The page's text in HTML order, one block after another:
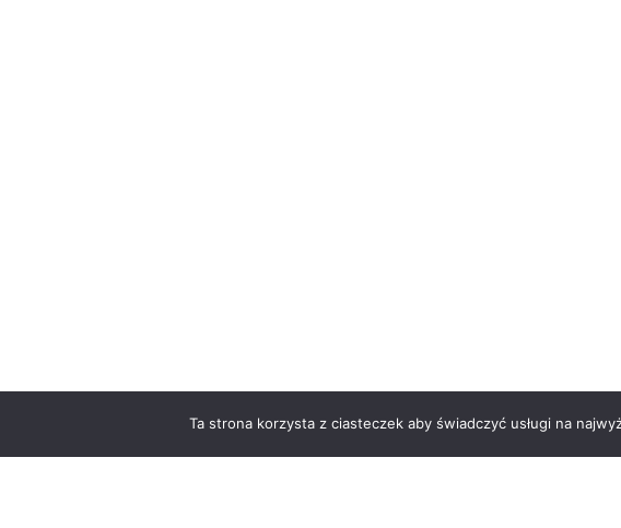
Ta strona korzysta z ciasteczek aby świadczyć usługi na